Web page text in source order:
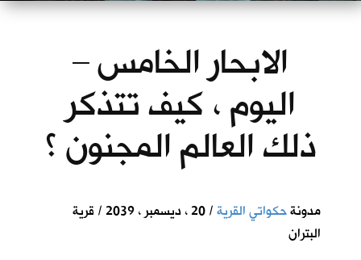
الابحار الخامس –
اليوم ، كيف تتذكر
ذلك العالم المجنون ؟
مدونةحكواتي القرية
/ 20 ، ديسمبر ، 2039 / قرية
البتران